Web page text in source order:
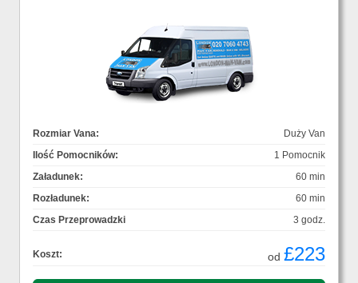
Rozmiar Vana:
Duży Van
Ilość Pomocników:
1 Pomocnik
Załadunek:
60 min
Rozładunek:
60 min
Czas Przeprowadzki
3 godz.
Koszt: od £223